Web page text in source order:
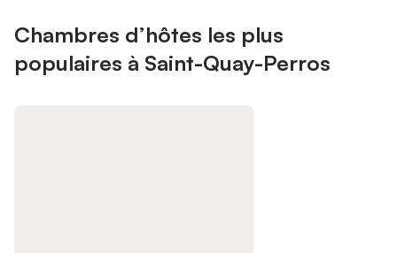
Chambres d’hôtes les plus
populaires à Saint-Quay-Perros